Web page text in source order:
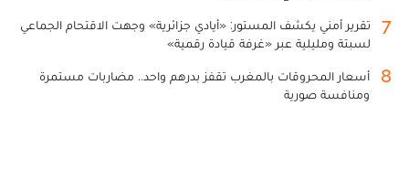
7
تقرير أمني يكشف المستور: «أيادي جزائرية» وجهت الاقتحام الجماعي
لسبتة ومليلية عبر «غرفة قيادة رقمية»
8
أسعار المحروقات بالمغرب تقفز بدرهم واحد.. مضاربات مستمرة
ومنافسة صورية